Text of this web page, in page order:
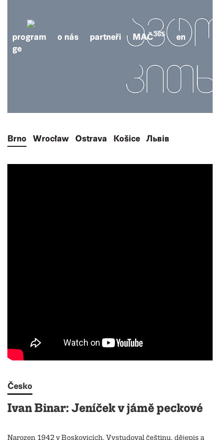
program o nás partneři MAČ365
en
ge
Brno Wrocław Ostrava Košice Львів
Česko
Ivan Binar: Jeníček v jámě peckové
Narozen 1942 v Boskovicích. Vystudoval češtinu, dějepis a